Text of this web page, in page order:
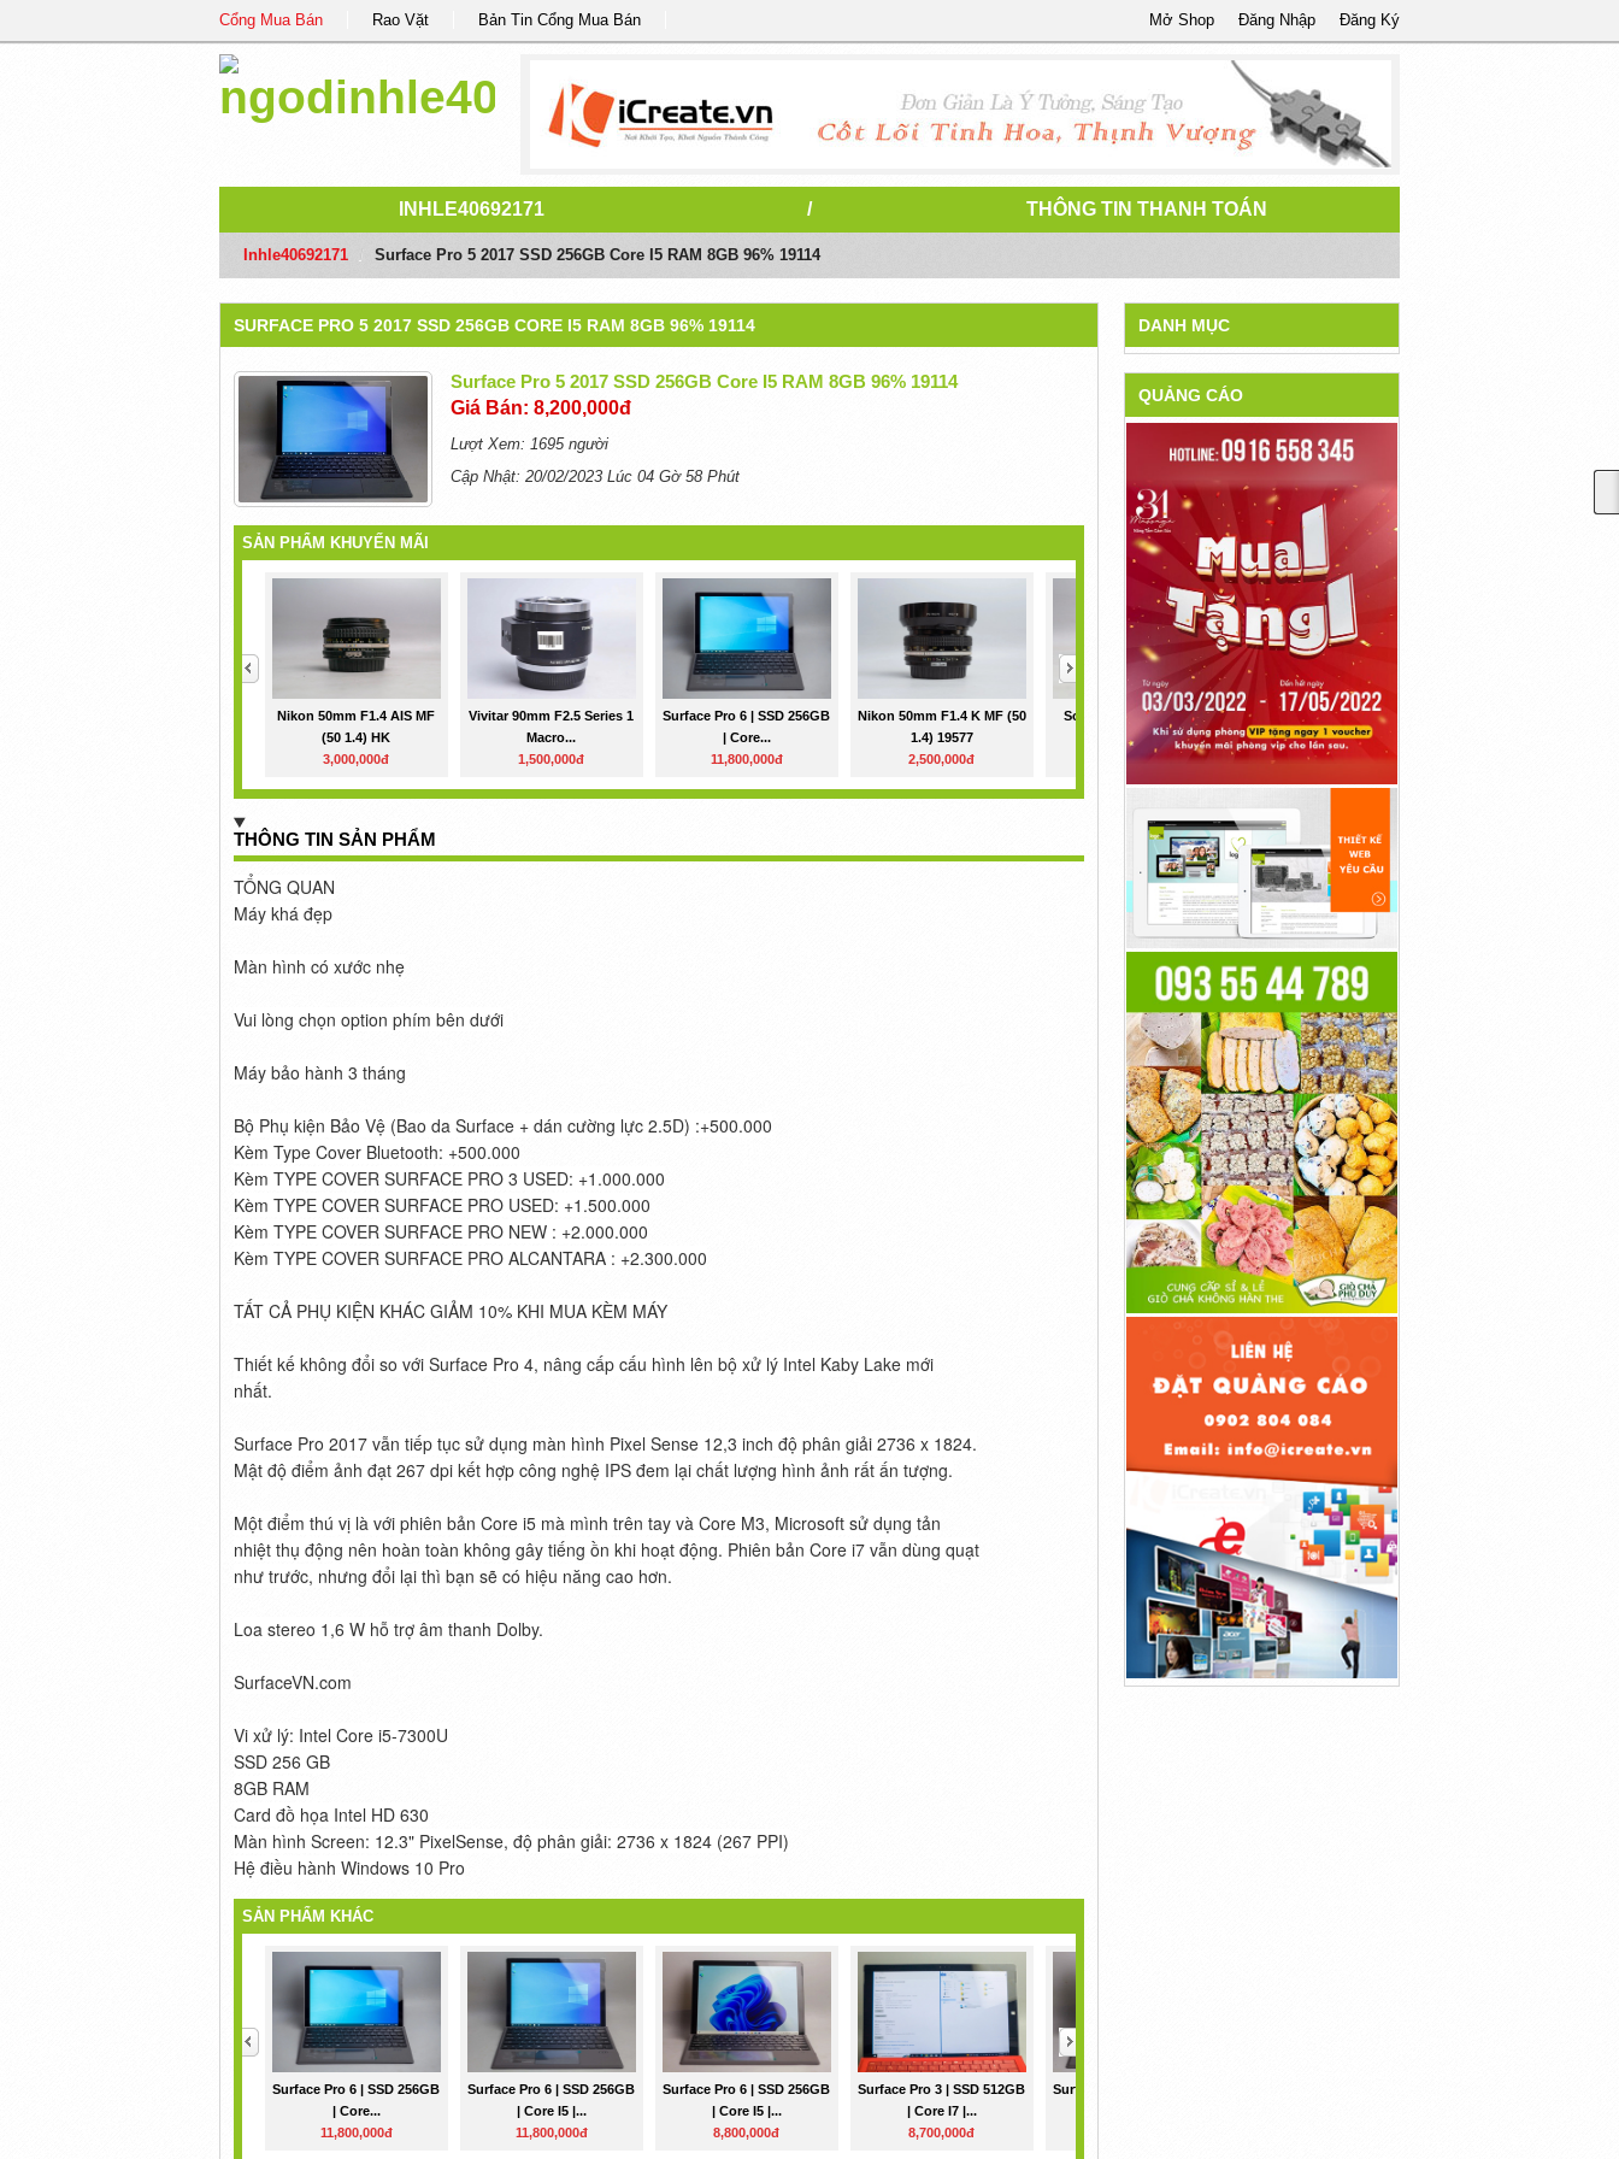
Cổng Mua Bán Rao Vặt Bản Tin Cổng Mua Bán Đăng Ký
Đăng Nhập
Mở Shop
INHLE40692171 / THÔNG TIN THANH TOÁN
Inhle40692171 Surface Pro 5 2017 SSD 256GB Core I5 RAM 8GB 96% 19114
SURFACE PRO 5 2017 SSD 256GB CORE I5 RAM 8GB 96% 19114
Surface Pro 5 2017 SSD 256GB Core I5 RAM 8GB 96% 19114
Giá Bán: 8,200,000đ
Lượt Xem: 1695 người
Cập Nhật: 20/02/2023 Lúc 04 Gờ 58 Phút
SẢN PHẨM KHUYẾN MÃI
Nikon 50mm F1.4 AIS MF
(50 1.4) HK
3,000,000đ
Vivitar 90mm F2.5 Series 1
Macro...
1,500,000đ
Surface Pro 6 | SSD 256GB
| Core...
11,800,000đ
Nikon 50mm F1.4 K MF (50
1.4) 19577
2,500,000đ
Sony 16-50mm F3.5-5.6
OSS AF Sony E...
1,600,000đ
Surface Pro 6 | SSD 256GB
| Core I5 |...
11,800,000đ
THÔNG TIN SẢN PHẨM
TỔNG QUAN
Máy khá đẹp
Màn hình có xước nhẹ
Vui lòng chọn option phím bên dưới
Máy bảo hành 3 tháng
Bộ Phụ kiện Bảo Vệ (Bao da Surface + dán cường lực 2.5D) :+500.000
Kèm Type Cover Bluetooth: +500.000
Kèm TYPE COVER SURFACE PRO 3 USED: +1.000.000
Kèm TYPE COVER SURFACE PRO USED: +1.500.000
Kèm TYPE COVER SURFACE PRO NEW : +2.000.000
Kèm TYPE COVER SURFACE PRO ALCANTARA : +2.300.000
TẤT CẢ PHỤ KIỆN KHÁC GIẢM 10% KHI MUA KÈM MÁY
Thiết kế không đổi so với Surface Pro 4, nâng cấp cấu hình lên bộ xử lý Intel Kaby Lake mới
nhất.
Surface Pro 2017 vẫn tiếp tục sử dụng màn hình Pixel Sense 12,3 inch độ phân giải 2736 x 1824.
Mật độ điểm ảnh đạt 267 dpi kết hợp công nghệ IPS đem lại chất lượng hình ảnh rất ấn tượng.
Một điểm thú vị là với phiên bản Core i5 mà mình trên tay và Core M3, Microsoft sử dụng tản
nhiệt thụ động nên hoàn toàn không gây tiếng ồn khi hoạt động. Phiên bản Core i7 vẫn dùng quạt
như trước, nhưng đổi lại thì bạn sẽ có hiệu năng cao hơn.
Loa stereo 1,6 W hỗ trợ âm thanh Dolby.
SurfaceVN.com
Vi xử lý: Intel Core i5-7300U
SSD 256 GB
8GB RAM
Card đồ họa Intel HD 630
Màn hình Screen: 12.3" PixelSense, độ phân giải: 2736 x 1824 (267 PPI)
Hệ điều hành Windows 10 Pro
SẢN PHẨM KHÁC
Surface Pro 6 | SSD 256GB
| Core...
11,800,000đ
Surface Pro 6 | SSD 256GB
| Core I5 |...
11,800,000đ
Surface Pro 6 | SSD 256GB
| Core I5 |...
8,800,000đ
Surface Pro 3 | SSD 512GB
| Core I7 |...
8,700,000đ
Surface Pro 6 | SSD 128GB
DANH MỤC
QUẢNG CÁO